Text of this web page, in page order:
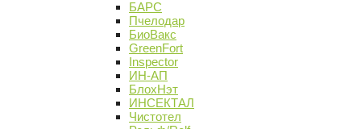
БАРС
Пчелодар
БиоВакс
GreenFort
Inspector
ИН-АП
БлохНэт
ИНСЕКТАЛ
Чистотел